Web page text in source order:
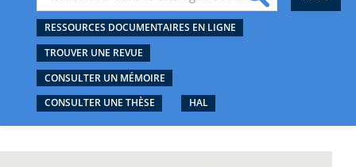
RESSOURCES DOCUMENTAIRES EN LIGNE
TROUVER UNE REVUE
CONSULTER UN MÉMOIRE
CONSULTER UNE THÈSE
HAL